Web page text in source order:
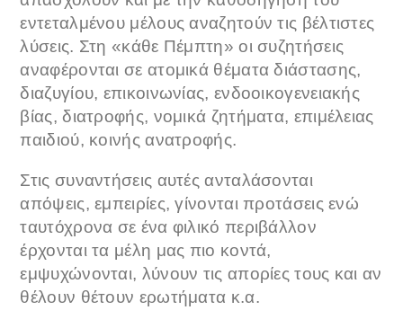
εντεταλμένου μέλους αναζητούν τις βέλτιστες
λύσεις. Στη «κάθε Πέμπτη» οι συζητήσεις
αναφέρονται σε ατομικά θέματα διάστασης,
διαζυγίου, επικοινωνίας, ενδοοικογενειακής
βίας, διατροφής, νομικά ζητήματα, επιμέλειας
παιδιού, κοινής ανατροφής.
Στις συναντήσεις αυτές ανταλάσονται
απόψεις, εμπειρίες, γίνονται προτάσεις ενώ
ταυτόχρονα σε ένα φιλικό περιβάλλον
έρχονται τα μέλη μας πιο κοντά,
εμψυχώνονται, λύνουν τις απορίες τους και αν
θέλουν θέτουν ερωτήματα κ.α.